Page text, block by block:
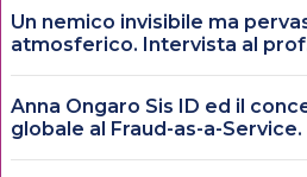
Un nemico invisibile ma
atmosferico. Intervista al
Anna Ongaro Sis ID ed il
globale al Fraud-as-a-Service.